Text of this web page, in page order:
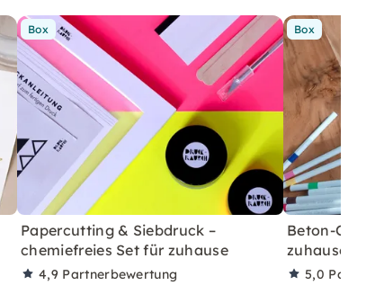
Box
Papercutting & Siebdruck –
chemiefreies Set für zuhause
4,9 Partnerbewertung
Box
Beton-
zuhause mit
5,0